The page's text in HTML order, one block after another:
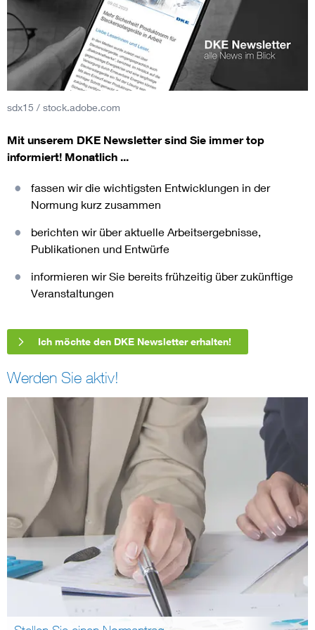
sdx15 / stock.adobe.com
Mit unserem DKE Newsletter sind Sie immer top
informiert! Monatlich ...
fassen wir die wichtigsten Entwicklungen in der
Normung kurz zusammen
berichten wir über aktuelle Arbeitsergebnisse,
Publikationen und Entwürfe
informieren wir Sie bereits frühzeitig über zukünftige
Veranstaltungen
Ich möchte den DKE Newsletter erhalten!
Werden Sie aktiv!